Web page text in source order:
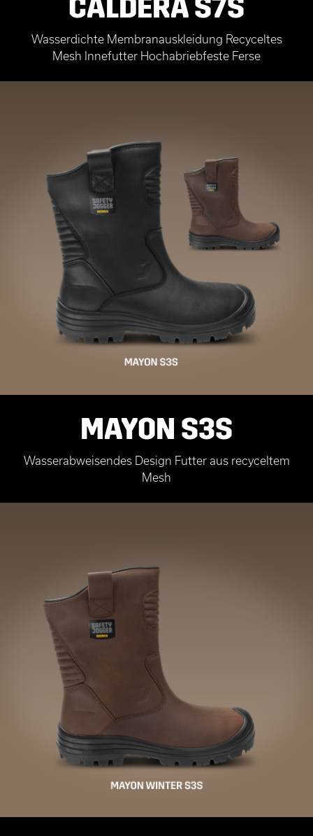
CALDERA S7S
Wasserdichte Membranauskleidung Recyceltes
Mesh Innefutter Hochabriebfeste Ferse
MAYON S3S
Wasserabweisendes Design Futter aus recyceltem
Mesh